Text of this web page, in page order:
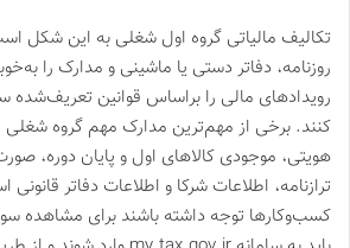
تکالیف مالیاتی گروه اول شغلی به این شکل
روزنامه، دفاتر دستی یا ماشینی و مدارک را
رویدادهای مالی را براساس قوانین تعریف‌شده
کنند. برخی از مهم‌ترین مدارک مهم گروه
هویتی، موجودی کالاهای اول و پایان دوره،
ترازنامه، اطلاعات شرکا و اطلاعات دفاتر
کسب‌وکارها توجه داشته باشند برای مشاهده